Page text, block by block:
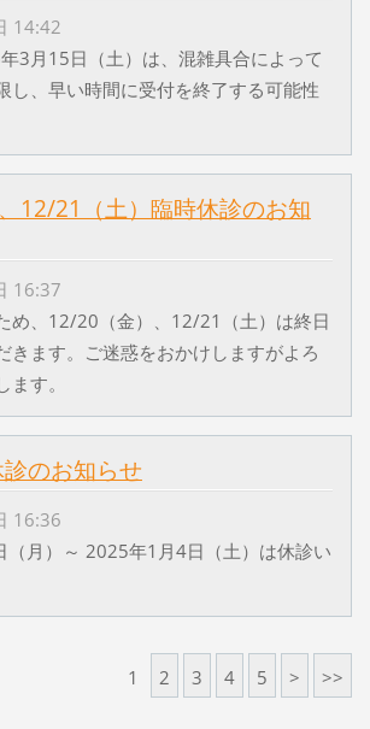
14:42
3月15日（土）は、混雑具合によって
し、早い時間に受付を終了する可能性
12/21（土）臨時休診のお知
16:37
め、12/20（金）、12/21（土）は終日
きます。ご迷惑をおかけしますがよろ
す。
のお知らせ
16:36
月）～ 2025年1月4日（土）は休診い
1 2 3 4 5 > >>